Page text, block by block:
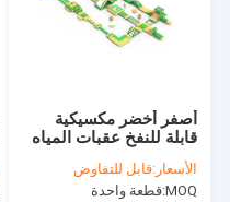
أصفر أخضر مكسيكية
قابلة للنفخ عقبات المياه
الدائرة تحدي للبيع
الأسعار:قابل للتفاوض
MOQ: قطعة واحدة